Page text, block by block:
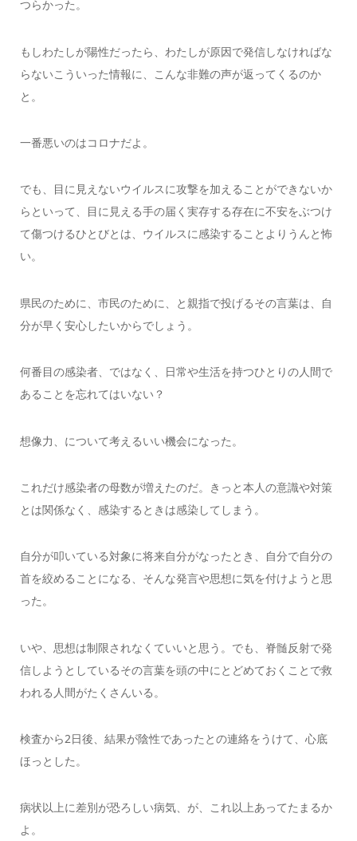
つらかった。
もしわたしが陽性だったら、わたしが原因で発信しなければな
らないこういった情報に、こんな非難の声が返ってくるのか
と。
一番悪いのはコロナだよ。
でも、目に見えないウイルスに攻撃を加えることができないか
らといって、目に見える手の届く実存する存在に不安をぶつけ
て傷つけるひとびとは、ウイルスに感染することよりうんと怖
い。
県民のために、市民のために、と親指で投げるその言葉は、自
分が早く安心したいからでしょう。
何番目の感染者、ではなく、日常や生活を持つひとりの人間で
あることを忘れてはいない？
想像力、について考えるいい機会になった。
これだけ感染者の母数が増えたのだ。きっと本人の意識や対策
とは関係なく、感染するときは感染してしまう。
自分が叩いている対象に将来自分がなったとき、自分で自分の
首を絞めることになる、そんな発言や思想に気を付けようと思
った。
いや、思想は制限されなくていいと思う。でも、脊髄反射で発
信しようとしているその言葉を頭の中にとどめておくことで救
われる人間がたくさんいる。
検査から2日後、結果が陰性であったとの連絡をうけて、心底
ほっとした。
病状以上に差別が恐ろしい病気、が、これ以上あってたまるか
よ。